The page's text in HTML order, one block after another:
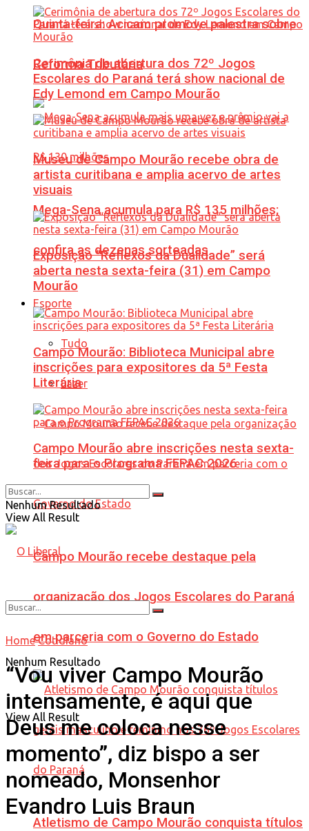
Quinta-feira: Acicam promove palestra sobre
Reforma Tributária
Mega-Sena acumula para R$ 135 milhões;
confira as dezenas sorteadas
Esporte
Tudo
Lazer
Campo Mourão recebe destaque pela
organização dos Jogos Escolares do Paraná
em parceria com o Governo do Estado
Atletismo de Campo Mourão conquista títulos
Cerimônia de abertura dos 72º Jogos
Escolares do Paraná terá show nacional de
Edy Lemond em Campo Mourão
Museu de Campo Mourão recebe obra de
artista curitibana e amplia acervo de artes
visuais
Exposição “Reflexos da Dualidade” será
aberta nesta sexta-feira (31) em Campo
Mourão
Campo Mourão: Biblioteca Municipal abre
inscrições para expositores da 5ª Festa
Literária
Campo Mourão abre inscrições nesta sexta-
feira para o Programa FEPAC 2026
Nenhum Resultado
View All Result
Nenhum Resultado
View All Result
Home Cotidiano
“Vou viver Campo Mourão
intensamente, é aqui que
Deus me coloca nesse
momento”, diz bispo a ser
nomeado, Monsenhor
Evandro Luis Braun